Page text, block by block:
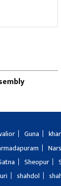
Guna
Sheopur
shahdol